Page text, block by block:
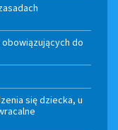
do
się dziecka, u